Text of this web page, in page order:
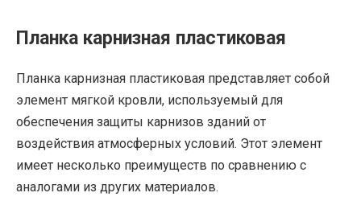
Планка карнизная пластиковая
Планка карнизная пластиковая представляет собой
элемент мягкой кровли, используемый для
обеспечения защиты карнизов зданий от
воздействия атмосферных условий. Этот элемент
имеет несколько преимуществ по сравнению с
аналогами из других материалов.